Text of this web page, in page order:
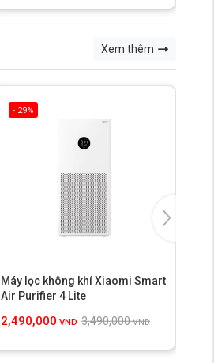
Xem thêm
- 29%
Máy lọc không khí Xiaomi Smart
Air Purifier 4 Lite
2,490,000 VND 3,490,000 VND